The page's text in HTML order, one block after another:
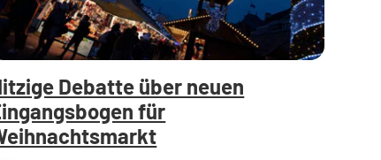
Debatte über neuen
für